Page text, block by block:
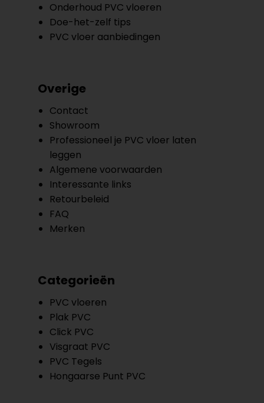
Onderhoud PVC vloeren
Doe-het-zelf tips
PVC vloer aanbiedingen
Overige
Contact
Showroom
Professioneel je PVC vloer laten
leggen
Algemene voorwaarden
Interessante links
Retourbeleid
FAQ
Merken
Categorieën
PVC vloeren
Plak PVC
Click PVC
Visgraat PVC
PVC Tegels
Hongaarse Punt PVC